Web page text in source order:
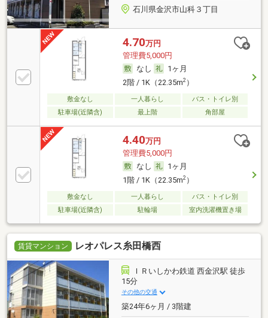
石川県金沢市山科３丁目
4.70万円
管理費5,000円
なし
1ヶ月
2階 / 1K（22.35m2）
敷金なし 一人暮らし
バス・トイレ別
駐車場(近隣含)
最上階 角部屋
4.40万円
管理費5,000円
なし
1ヶ月
1階 / 1K（22.35m2）
敷金なし 一人暮らし
バス・トイレ別
駐車場(近隣含)
駐輪場 室内洗濯機置き場
賃貸マンション レオパレス糸田橋西
ＩＲいしかわ鉄道 西金沢駅 徒歩
15分
その他の交通
築24年6ヶ月 / 3階建